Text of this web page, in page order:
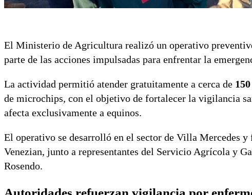
El Ministerio de Agricultura realizó un operativo
parte de las acciones impulsadas para enfrentar la
La actividad permitió atender gratuitamente a cerca de
de microchips, con el objetivo de fortalecer la vigilancia
afecta exclusivamente a equinos.
El operativo se desarrolló en el sector de Villa Mercedes
Venezian, junto a representantes del Servicio Agrícola y
Rosendo.